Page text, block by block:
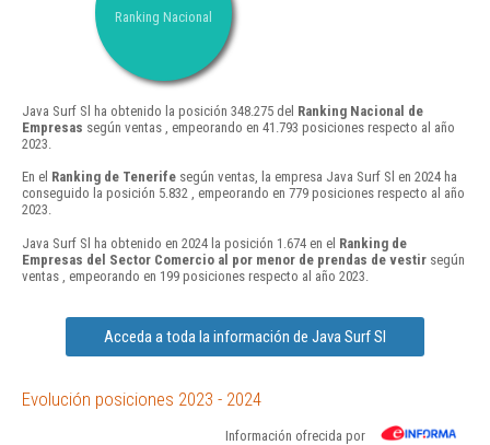
Ranking Nacional
Java Surf Sl ha obtenido la posición 348.275 del Ranking Nacional de
Empresas según ventas , empeorando en 41.793 posiciones respecto al año
2023.
En el Ranking de Tenerife según ventas, la empresa Java Surf Sl en 2024 ha
conseguido la posición 5.832 , empeorando en 779 posiciones respecto al año
2023.
Java Surf Sl ha obtenido en 2024 la posición 1.674 en el Ranking de
Empresas del Sector Comercio al por menor de prendas de vestir según
ventas , empeorando en 199 posiciones respecto al año 2023.
Acceda a toda la información de Java Surf Sl
Evolución posiciones 2023 - 2024
Información ofrecida por